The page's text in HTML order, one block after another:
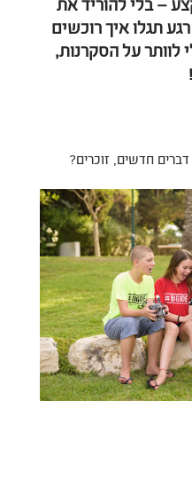
– בלי להוריד את
תגלו איך רוכשים
לוותר על הסקרנות,
חדשים, זוכרים?